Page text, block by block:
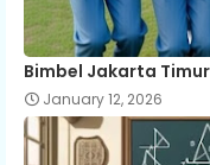
Bimbel Jakarta
January 12, 2026